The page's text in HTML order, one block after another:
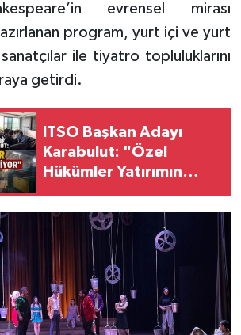
evrensel mirası
program, yurt içi ve yurt
ile tiyatro topluluklarını
getirdi.
ITSO Başkan Adayı
Karabulut: "Özel
Hükümler Yatırımın